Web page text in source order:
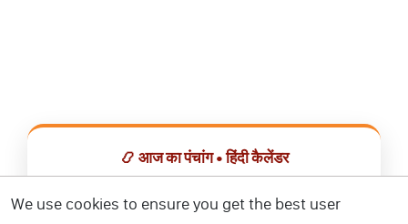
📿 आज का पंचांग • हिंदी कैलेंडर
We use cookies to ensure you get the best user